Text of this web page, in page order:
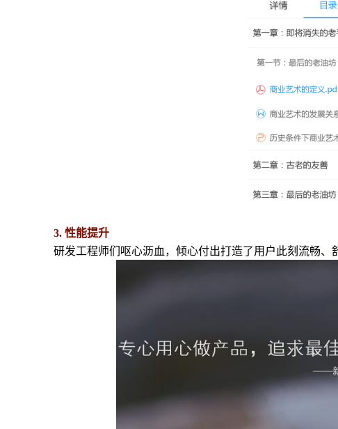
3. 性能提升
研发工程师们呕心沥血，倾心付出打造了用户此刻流畅、